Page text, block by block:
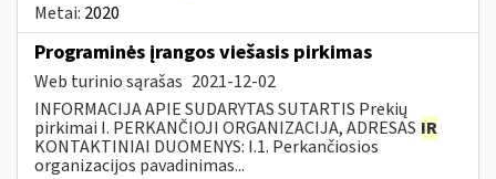
Metai: 2020
Programinės įrangos viešasis pirkimas
Web turinio sąrašas 2021-12-02
INFORMACIJA APIE SUDARYTAS SUTARTIS Prekių
pirkimai I. PERKANČIOJI ORGANIZACIJA, ADRESAS IR
KONTAKTINIAI DUOMENYS: I.1. Perkančiosios
organizacijos pavadinimas...